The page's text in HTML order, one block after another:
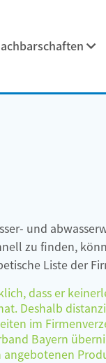
und
zu finden,
Liste der
dass er
Deshalb
im
Bayern